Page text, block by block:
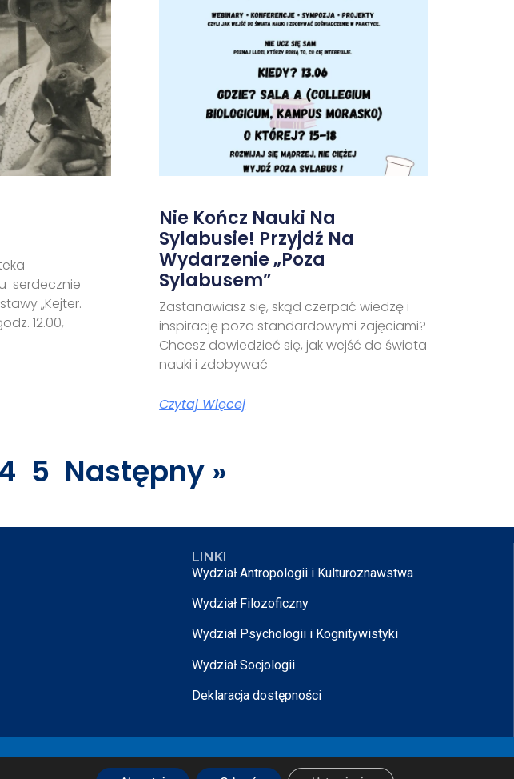
serdecznie
„Kejter.
12.00,
Nie Kończ Nauki Na
Sylabusie! Przyjdź Na
Wydarzenie „Poza
Sylabusem”
Zastanawiasz się, skąd czerpać wiedzę i
inspirację poza standardowymi zajęciami?
Chcesz dowiedzieć się, jak wejść do świata
nauki i zdobywać
Czytaj Więcej
5 Następny »
LINKI
Wydział Antropologii i Kulturoznawstwa
Wydział Filozoficzny
Wydział Psychologii i Kognitywistyki
Wydział Socjologii
Deklaracja dostępności
Zaprojektowane przezNikodem Kałek